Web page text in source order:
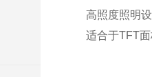
高照度照明
适合于TFT